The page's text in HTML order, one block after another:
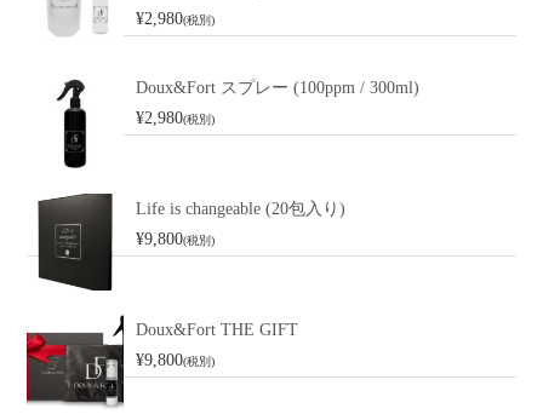
¥2,980(税別)
Doux&Fort スプレー (100ppm / 300ml)
¥2,980(税別)
Life is changeable (20包入り)
¥9,800(税別)
Doux&Fort THE GIFT
¥9,800(税別)